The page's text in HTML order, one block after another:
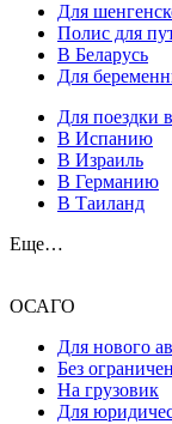
Для
Полис для
В Беларусь
Для
Для поездки
В Испанию
В Израиль
В Германию
В Таиланд
Еще…
ОСАГО
Для нового
Без
На грузовик
Для